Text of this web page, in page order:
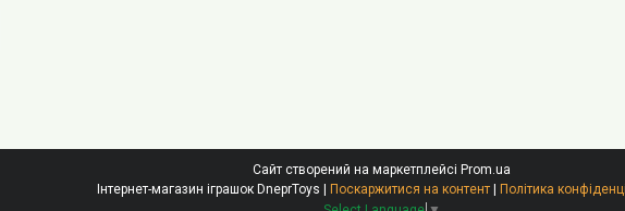
Сайт створений на маркетплейсі Prom.ua
Інтернет-магазин іграшок DneprToys | Поскаржитися на контент | Політика